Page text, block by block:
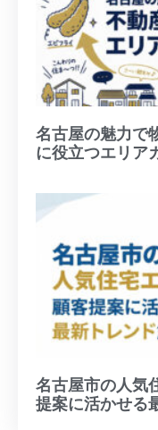
名古屋の魅力で
に役立つエリア
名古屋市の人気
提案に活かせる